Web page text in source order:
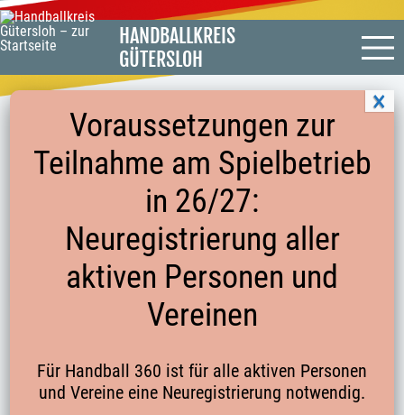
HANDBALLKREIS
GÜTERSLOH
EHRUNGSORDNUNG HANDBALLKREIS
GÜTERSLOH E.V.
13.07.2013
Startseite
Kontakte
Voraussetzungen zur
Teilnahme am Spielbetrieb
in 26/27:
Neuregistrierung aller
aktiven Personen und
Vereinen
Für Handball 360 ist für alle aktiven Personen
und Vereine eine Neuregistrierung notwendig.